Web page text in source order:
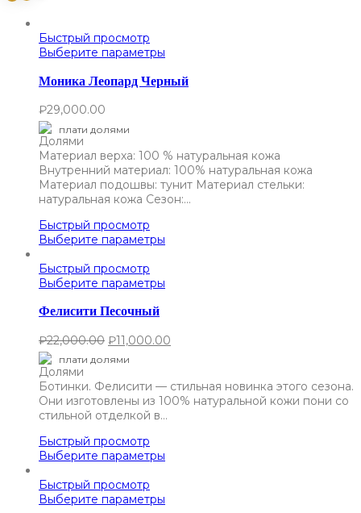
Быстрый просмотр
Выберите параметры
Моника Леопард Черный
₽29,000.00
плати долями
Материал верха: 100 % натуральная кожа
Внутренний материал: 100% натуральная кожа
Материал подошвы: тунит Материал стельки:
натуральная кожа Сезон:…
Быстрый просмотр
Выберите параметры
Быстрый просмотр
Выберите параметры
Фелисити Песочный
₽22,000.00 ₽11,000.00
плати долями
Ботинки. Фелисити — стильная новинка этого сезона.
Они изготовлены из 100% натуральной кожи пони со
стильной отделкой в…
Быстрый просмотр
Выберите параметры
Быстрый просмотр
Выберите параметры